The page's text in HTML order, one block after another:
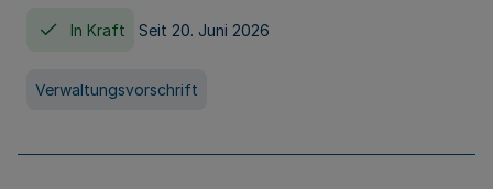
In Kraft Seit 20. Juni 2026
Verwaltungsvorschrift